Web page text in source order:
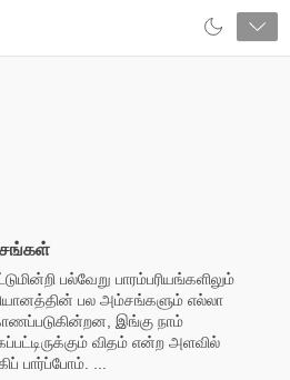
பல்வேறு பாரம்பரியங்களிலும்
பல அம்சங்களும் எல்லா
இங்கு நாம்
விதம் என்ற அளவில்
பார்ப்போம். ...